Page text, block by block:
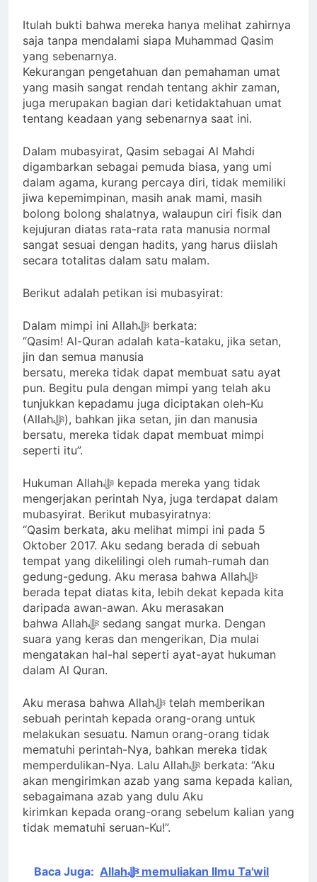
Itulah bukti bahwa mereka hanya melihat zahirnya
saja tanpa mendalami siapa Muhammad Qasim
yang sebenarnya.
Kekurangan pengetahuan dan pemahaman umat
yang masih sangat rendah tentang akhir zaman,
juga merupakan bagian dari ketidaktahuan umat
tentang keadaan yang sebenarnya saat ini.
Dalam mubasyirat, Qasim sebagai Al Mahdi
digambarkan sebagai pemuda biasa, yang umi
dalam agama, kurang percaya diri, tidak memiliki
jiwa kepemimpinan, masih anak mami, masih
bolong bolong shalatnya, walaupun ciri fisik dan
kejujuran diatas rata-rata rata manusia normal
sangat sesuai dengan hadits, yang harus diislah
secara totalitas dalam satu malam.
Berikut adalah petikan isi mubasyirat:
Dalam mimpi ini Allahﷻ berkata:
“Qasim! Al-Quran adalah kata-kataku, jika setan,
jin dan semua manusia
bersatu, mereka tidak dapat membuat satu ayat
pun. Begitu pula dengan mimpi yang telah aku
tunjukkan kepadamu juga diciptakan oleh-Ku
(Allahﷻ), bahkan jika setan, jin dan manusia
bersatu, mereka tidak dapat membuat mimpi
seperti itu”.
Hukuman Allahﷻ kepada mereka yang tidak
mengerjakan perintah Nya, juga terdapat dalam
mubasyirat. Berikut mubasyiratnya:
“Qasim berkata, aku melihat mimpi ini pada 5
Oktober 2017. Aku sedang berada di sebuah
tempat yang dikelilingi oleh rumah-rumah dan
gedung-gedung. Aku merasa bahwa Allahﷻ
berada tepat diatas kita, lebih dekat kepada kita
daripada awan-awan. Aku merasakan
bahwa Allahﷻ sedang sangat murka. Dengan
suara yang keras dan mengerikan, Dia mulai
mengatakan hal-hal seperti ayat-ayat hukuman
dalam Al Quran.
Aku merasa bahwa Allahﷻ telah memberikan
sebuah perintah kepada orang-orang untuk
melakukan sesuatu. Namun orang-orang tidak
mematuhi perintah-Nya, bahkan mereka tidak
memperdulikan-Nya. Lalu Allahﷻ berkata: “Aku
akan mengirimkan azab yang sama kepada kalian,
sebagaimana azab yang dulu Aku
kirimkan kepada orang-orang sebelum kalian yang
tidak mematuhi seruan-Ku!”.
Baca Juga: Allahﷻ memuliakan Ilmu Ta'wil